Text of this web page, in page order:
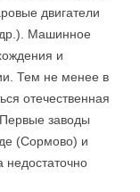
двигатели
др.). Машинное
и
Тем не менее в
отечественная
заводы
(Сормово) и
недостаточно